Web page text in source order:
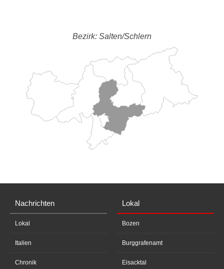
Bezirk: Salten/Schlern
Nachrichten
Lokal
Italien
Chronik
Lokal
Bozen
Burggrafenamt
Eisacktal